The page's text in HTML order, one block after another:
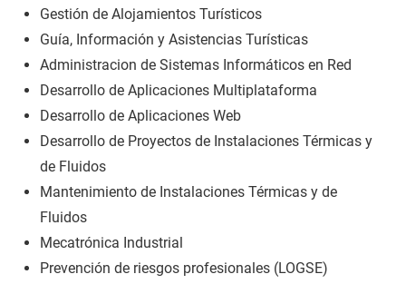
Gestión de Alojamientos Turísticos
Guía, Información y Asistencias Turísticas
Administracion de Sistemas Informáticos en Red
Desarrollo de Aplicaciones Multiplataforma
Desarrollo de Aplicaciones Web
Desarrollo de Proyectos de Instalaciones Térmicas y
de Fluidos
Mantenimiento de Instalaciones Térmicas y de
Fluidos
Mecatrónica Industrial
Prevención de riesgos profesionales (LOGSE)